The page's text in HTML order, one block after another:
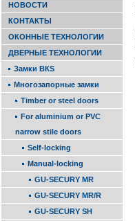
НОВОСТИ
КОНТАКТЫ
ОКОННЫЕ ТЕХНОЛОГИИ
ДВЕРНЫЕ ТЕХНОЛОГИИ
Замки ВКS
Многозапорные замки
Timber or steel doors
For alu­minium or PVC
narrow stile doors
Self-locking
Manual-locking
GU-SECURY MR
GU-SECURY MR/R
GU-SECURY SH